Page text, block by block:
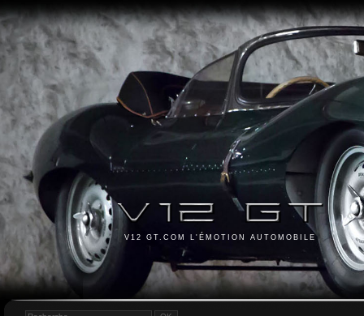
V12 GT.COM L'ÉMOTION AUTOMOBILE